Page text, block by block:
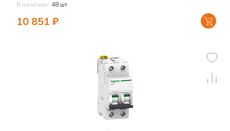
В наличии: 48 шт
10 851 ₽